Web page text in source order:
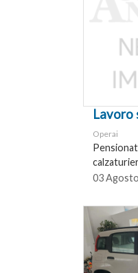
Operai
03